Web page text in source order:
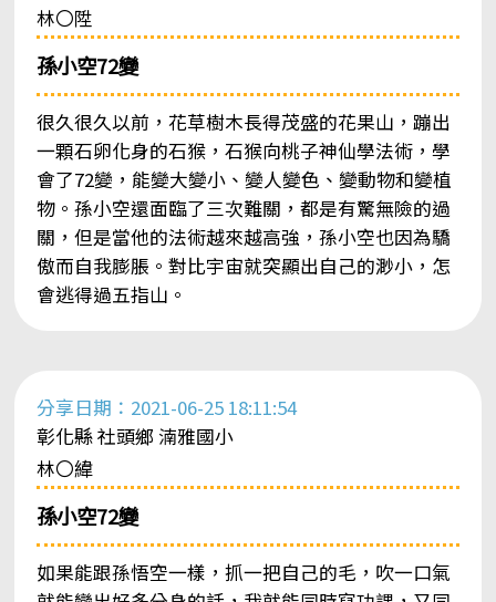
林〇陞
孫小空72變
很久很久以前，花草樹木長得茂盛的花果山，蹦出
一顆石卵化身的石猴，石猴向桃子神仙學法術，學
會了72變，能變大變小、變人變色、變動物和變植
物。孫小空還面臨了三次難關，都是有驚無險的過
關，但是當他的法術越來越高強，孫小空也因為驕
傲而自我膨脹。對比宇宙就突顯出自己的渺小，怎
會逃得過五指山。
分享日期：2021-06-25 18:11:54
彰化縣 社頭鄉 湳雅國小
林〇緯
孫小空72變
如果能跟孫悟空一樣，抓一把自己的毛，吹一口氣